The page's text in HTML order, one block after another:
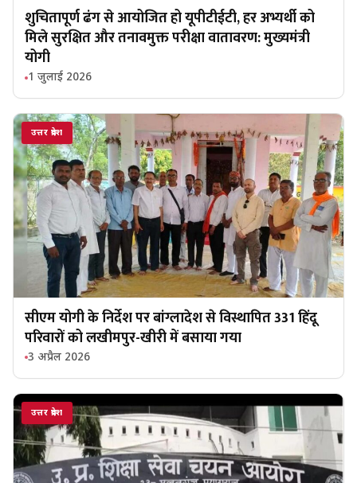
शुचितापूर्ण ढंग से आयोजित हो यूपीटीईटी, हर अभ्यर्थी को
मिले सुरक्षित और तनावमुक्त परीक्षा वातावरण: मुख्यमंत्री
योगी
1 जुलाई 2026
उत्तर प्रदेश
सीएम योगी के निर्देश पर बांग्लादेश से विस्थापित 331 हिंदू
परिवारों को लखीमपुर-खीरी में बसाया गया
3 अप्रैल 2026
उत्तर प्रदेश